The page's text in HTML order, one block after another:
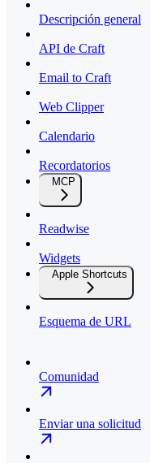
Descripción general
API de Craft
Email to Craft
Web Clipper
Calendario
Recordatorios
MCP
Readwise
Widgets
Apple Shortcuts
Esquema de URL
Comunidad
Enviar una solicitud